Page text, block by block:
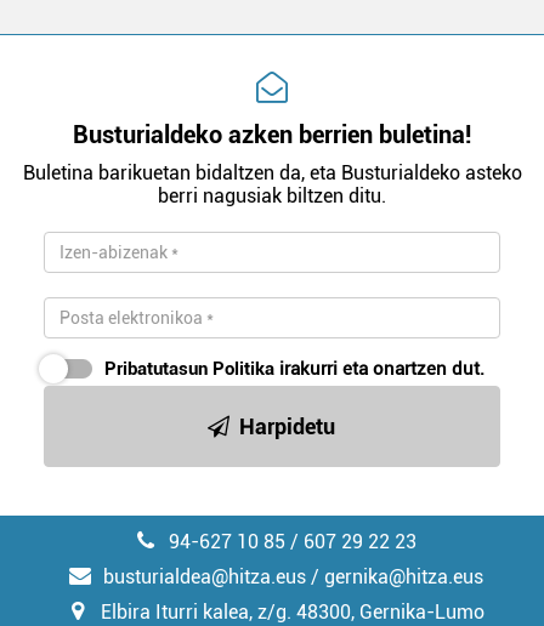
Busturialdeko azken berrien buletina!
Buletina barikuetan bidaltzen da, eta Busturialdeko asteko
berri nagusiak biltzen ditu.
Pribatutasun Politika irakurri eta onartzen dut.
Harpidetu
94-627 10 85 / 607 29 22 23
busturialdea@hitza.eus / gernika@hitza.eus
Elbira Iturri kalea, z/g. 48300, Gernika-Lumo